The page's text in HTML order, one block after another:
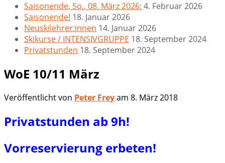
Saisonende, So., 08. März 2026: 4. Februar 2026
Saisonende! 18. Januar 2026
Neuskilehrer:innen 14. Januar 2026
Skikurse / INTENSIVGRUPPE 18. September 2024
Privatstunden 18. September 2024
WoE 10/11 März
Veröffentlicht von Peter Freyam 8. März 2018
Privatstunden ab 9h!
Vorreservierung erbeten!